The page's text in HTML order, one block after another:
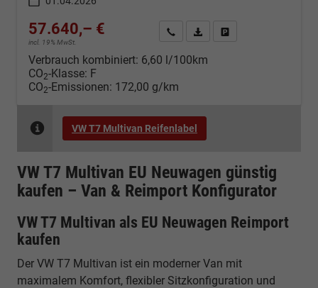
57.640,– €
incl. 19% MwSt.
Kontakt & Angebot anfordern
PDF-Datei, Fahrzeugexposé
Verbrauch kombiniert: 6,60 l/100km
CO2-Klasse: F
CO2-Emissionen: 172,00 g/km
VW T7 Multivan Reifenlabel
VW T7 Multivan EU Neuwagen günstig
kaufen – Van & Reimport Konfigurator
VW T7 Multivan als EU Neuwagen Reimport
kaufen
Der VW T7 Multivan ist ein moderner Van mit
maximalem Komfort, flexibler Sitzkonfiguration und